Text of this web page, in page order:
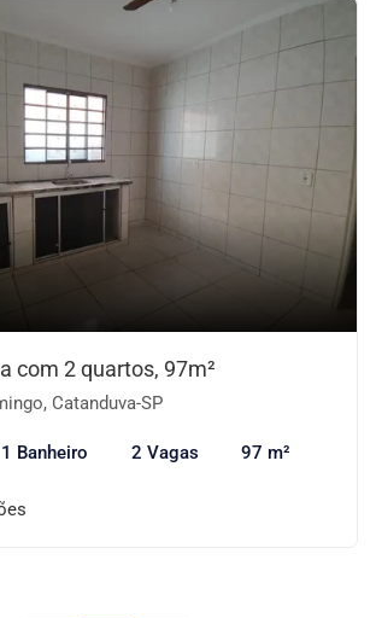
com 2 quartos, 97m²
Catanduva-SP
1 Banheiro 2 Vagas 97 m²